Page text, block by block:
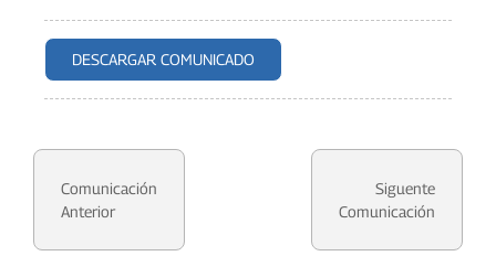
DESCARGAR COMUNICADO
Comunicación
Anterior
Siguente
Comunicación